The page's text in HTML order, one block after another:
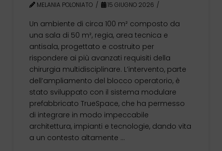
MELANIA POLONIATO 15 GIUGNO 2026
Un ambiente di circa 100 m² composto da
una sala di 50 m², regia, area tecnica e
antisala, progettato e costruito per
rispondere ai più avanzati requisiti della
chirurgia multidisciplinare. L’intervento, parte
dell’ampliamento del blocco operatorio, è
stato sviluppato con il sistema modulare
prefabbricato TrueSpace, che ha permesso
di integrare in modo impeccabile
architettura, impianti e tecnologie, dando vita
a un contesto altamente …